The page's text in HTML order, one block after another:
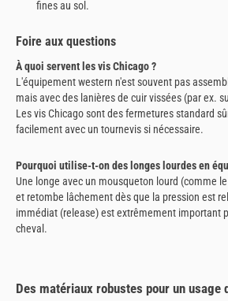
fines au sol.
Foire aux questions
À quoi servent les vis Chicago ?
L'équipement western n'est souvent pas
mais avec des lanières de cuir vissées (par ex.
Les vis Chicago sont des fermetures standard
facilement avec un tournevis si nécessaire.
Pourquoi utilise-t-on des longes lourdes en
Une longe avec un mousqueton lourd (comme
et retombe lâchement dès que la pression est
immédiat (release) est extrêmement important
cheval.
Des matériaux robustes pour un usage